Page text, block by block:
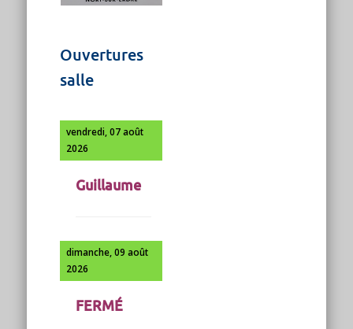
Ouvertures
salle
vendredi, 07 août
2026
Guillaume
dimanche, 09 août
2026
FERMÉ